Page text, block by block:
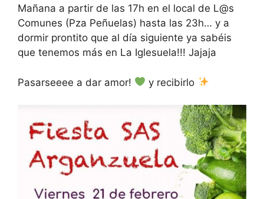
Mañana a partir de las 17h en el local de L@s
Comunes (Pza Peñuelas) hasta las 23h… y a
dormir prontito que al día siguiente ya sabéis
que tenemos más en La Iglesuela!!! Jajaja
Pasarseeee a dar amor! y recibirlo